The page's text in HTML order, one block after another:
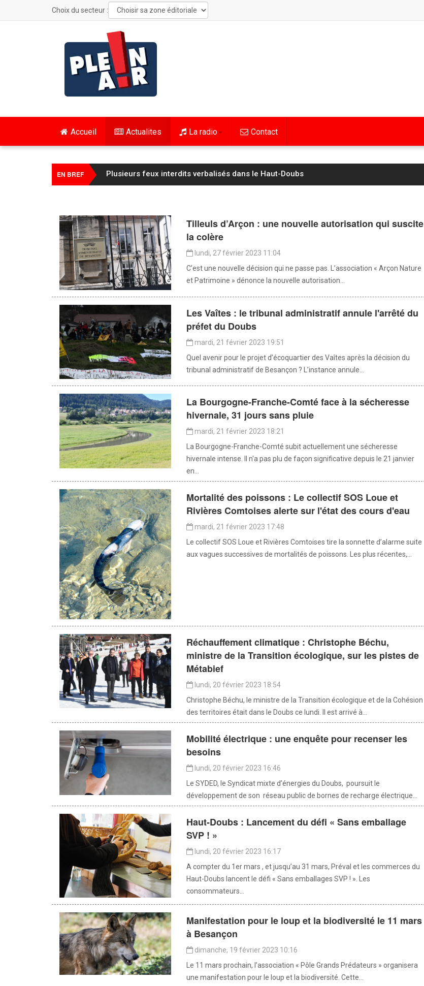
Choix du secteur :
Accueil Actualites La radio Contact
EN BREF Les Combes : une automobiliste de 22 ans désincarcérée
Tilleuls d’Arçon : une nouvelle autorisation qui suscite
la colère
lundi, 27 février 2023 11:04
C’est une nouvelle décision qui ne passe pas. L’association « Arçon Nature
et Patrimoine » dénonce la nouvelle autorisation...
Les Vaîtes : le tribunal administratif annule l'arrêté du
préfet du Doubs
mardi, 21 février 2023 19:51
Quel avenir pour le projet d’écoquartier des Vaîtes après la décision du
tribunal administratif de Besançon ? L’instance annule...
La Bourgogne-Franche-Comté face à la sécheresse
hivernale, 31 jours sans pluie
mardi, 21 février 2023 18:21
La Bourgogne-Franche-Comté subit actuellement une sécheresse
hivernale intense. Il n'a pas plu de façon significative depuis le 21 janvier
en...
Mortalité des poissons : Le collectif SOS Loue et
Rivières Comtoises alerte sur l'état des cours d'eau
mardi, 21 février 2023 17:48
Le collectif SOS Loue et Rivières Comtoises tire la sonnette d’alarme suite
aux vagues successives de mortalités de poissons. Les plus récentes,...
Réchauffement climatique : Christophe Béchu,
ministre de la Transition écologique, sur les pistes de
Métabief
lundi, 20 février 2023 18:54
Christophe Béchu, le ministre de la Transition écologique et de la Cohésion
des territoires était dans le Doubs ce lundi. Il est arrivé à...
Mobilité électrique : une enquête pour recenser les
besoins
lundi, 20 février 2023 16:46
Le SYDED, le Syndicat mixte d’énergies du Doubs, poursuit le
développement de son réseau public de bornes de recharge électrique...
Haut-Doubs : Lancement du défi « Sans emballage
SVP ! »
lundi, 20 février 2023 16:17
A compter du 1er mars , et jusqu’au 31 mars, Préval et les commerces du
Haut-Doubs lancent le défi « Sans emballages SVP ! ». Les
consommateurs...
Manifestation pour le loup et la biodiversité le 11 mars
à Besançon
dimanche, 19 février 2023 10:16
Le 11 mars prochain, l’association « Pôle Grands Prédateurs » organisera
une manifestation pour le loup et la biodiversité. Cette...